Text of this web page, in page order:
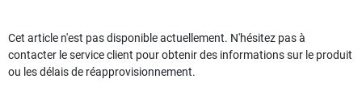
Cet article n'est pas disponible actuellement. N'hésitez pas à
contacter le service client pour obtenir des informations sur le produit
ou les délais de réapprovisionnement.